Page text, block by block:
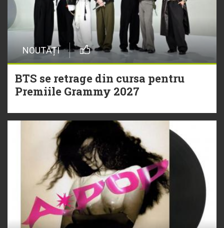
NOUTĂȚI
BTS se retrage din cursa pentru
Premiile Grammy 2027